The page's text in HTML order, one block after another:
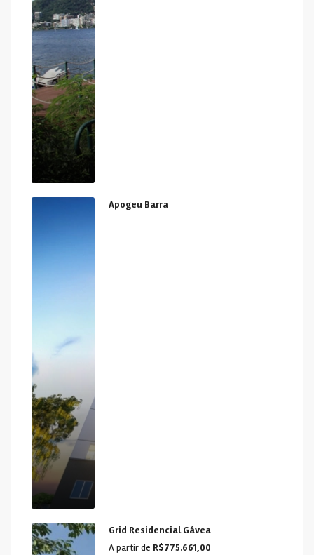
Apogeu Barra
Grid Residencial Gávea
A partir de R$775.661,00